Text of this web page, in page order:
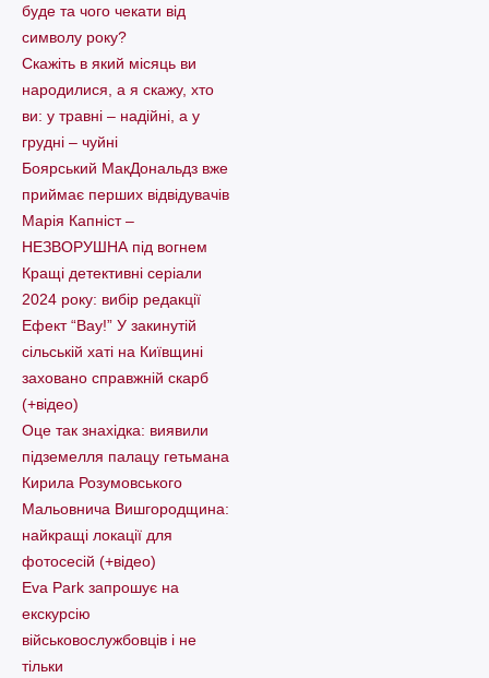
буде та чого чекати від
символу року?
Скажіть в який місяць ви
народилися, а я скажу, хто
ви: у травні – надійні, а у
грудні – чуйні
Боярський МакДональдз вже
приймає перших відвідувачів
Марія Капніст –
НЕЗВОРУШНА під вогнем
Кращі детективні серіали
2024 року: вибір редакції
Ефект “Вау!” У закинутій
сільській хаті на Київщині
заховано справжній скарб
(+відео)
Оце так знахідка: виявили
підземелля палацу гетьмана
Кирила Розумовського
Мальовнича Вишгородщина:
найкращі локації для
фотосесій (+відео)
Eva Park запрошує на
екскурсію
військовослужбовців і не
тільки